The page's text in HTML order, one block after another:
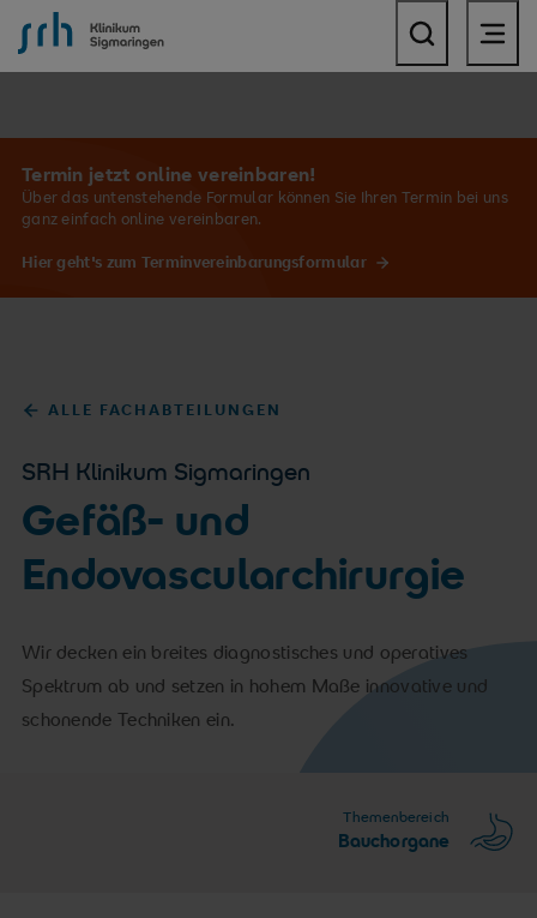
SRH Klinikum Sigmaringen
Termin jetzt online vereinbaren!
Über das untenstehende Formular können Sie Ihren Termin bei uns
ganz einfach online vereinbaren.
Hier geht's zum Terminvereinbarungsformular
ALLE FACHABTEILUNGEN
SRH Klinikum Sigmaringen
Gefäß- und
Endovascularchirurgie
Wir decken ein breites diagnostisches und operatives
Spektrum ab und setzen in hohem Maße innovative und
schonende Techniken ein.
Themenbereich
Bauchorgane